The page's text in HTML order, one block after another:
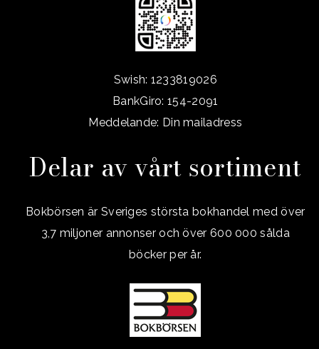
Swish: 1233819026
BankGiro: 154-2091
Meddelande: Din mailadress
Delar av vårt sortiment
Bokbörsen är Sveriges största bokhandel med över
3,7 miljoner annonser och över 600 000 sålda
böcker per år.